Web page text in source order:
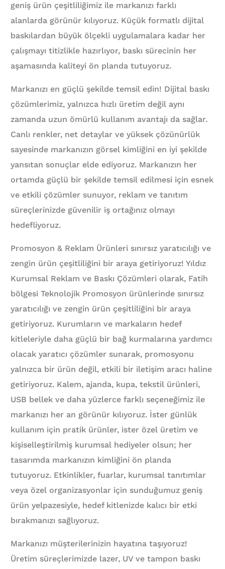
geniş ürün çeşitliliğimiz ile markanızı farklı
alanlarda görünür kılıyoruz. Küçük formatlı dijital
baskılardan büyük ölçekli uygulamalara kadar her
çalışmayı titizlikle hazırlıyor, baskı sürecinin her
aşamasında kaliteyi ön planda tutuyoruz.
Markanızı en güçlü şekilde temsil edin! Dijital baskı
çözümlerimiz, yalnızca hızlı üretim değil aynı
zamanda uzun ömürlü kullanım avantajı da sağlar.
Canlı renkler, net detaylar ve yüksek çözünürlük
sayesinde markanızın görsel kimliğini en iyi şekilde
yansıtan sonuçlar elde ediyoruz. Markanızın her
ortamda güçlü bir şekilde temsil edilmesi için esnek
ve etkili çözümler sunuyor, reklam ve tanıtım
süreçlerinizde güvenilir iş ortağınız olmayı
hedefliyoruz.
Promosyon & Reklam Ürünleri sınırsız yaratıcılığı ve
zengin ürün çeşitliliğini bir araya getiriyoruz! Yıldız
Kurumsal Reklam ve Baskı Çözümleri olarak, Fatih
bölgesi Teknolojik Promosyon ürünlerinde sınırsız
yaratıcılığı ve zengin ürün çeşitliliğini bir araya
getiriyoruz. Kurumların ve markaların hedef
kitleleriyle daha güçlü bir bağ kurmalarına yardımcı
olacak yaratıcı çözümler sunarak, promosyonu
yalnızca bir ürün değil, etkili bir iletişim aracı haline
getiriyoruz. Kalem, ajanda, kupa, tekstil ürünleri,
USB bellek ve daha yüzlerce farklı seçeneğimiz ile
markanızı her an görünür kılıyoruz. İster günlük
kullanım için pratik ürünler, ister özel üretim ve
kişiselleştirilmiş kurumsal hediyeler olsun; her
tasarımda markanızın kimliğini ön planda
tutuyoruz. Etkinlikler, fuarlar, kurumsal tanıtımlar
veya özel organizasyonlar için sunduğumuz geniş
ürün yelpazesiyle, hedef kitlenizde kalıcı bir etki
bırakmanızı sağlıyoruz.
Markanızı müşterilerinizin hayatına taşıyoruz!
Üretim süreçlerimizde lazer, UV ve tampon baskı